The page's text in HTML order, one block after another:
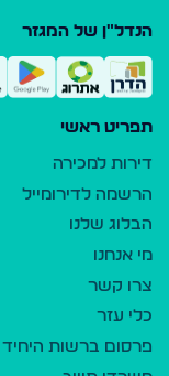
הנדל"ן של המגזר
תפריט ראשי
דירות למכירה
הרשמה לדירומייל
הבלוג שלנו
מי אנחנו
צרו קשר
כלי עזר
פרסום ברשות היחיד